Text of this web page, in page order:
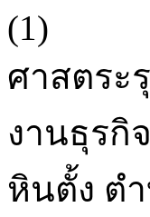
(1)
ศาสตระ
งานธุรกิ
หินตั้ง ต